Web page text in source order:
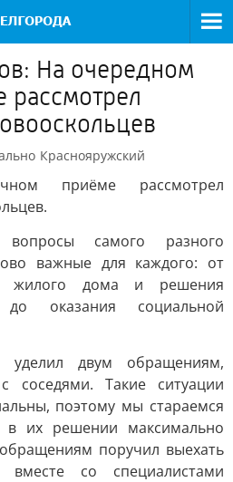
На очередном
Краснояружский
приёме рассмотрел
самого разного
важные для каждого: от
жилого дома и решения
оказания социальной
уделил двум обращениям,
соседями. Такие ситуации
поэтому мы стараемся
их решении максимально
поручил выехать
вместе со специалистами